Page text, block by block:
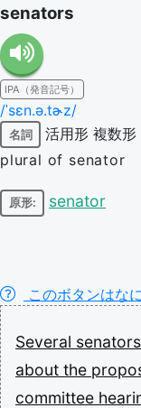
senators
IPA（発音記号）
/ˈsɛn.ə.tɚz/
名詞 活用形 複数形
plural of senator
原形: senator
このボタンはな
Several senators
about the
committee